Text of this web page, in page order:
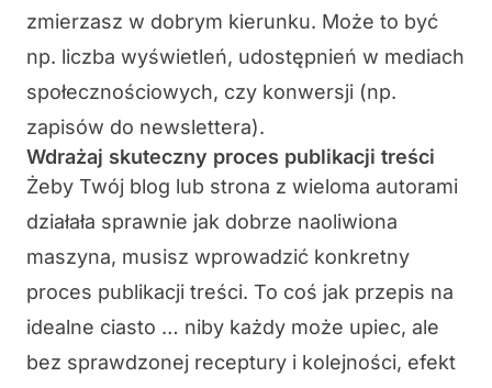
zmierzasz w dobrym kierunku. Może to być
np. liczba wyświetleń, udostępnień w mediach
społecznościowych, czy konwersji (np.
zapisów do newslettera).
Wdrażaj skuteczny proces publikacji treści
Żeby Twój blog lub strona z wieloma autorami
działała sprawnie jak dobrze naoliwiona
maszyna, musisz wprowadzić konkretny
proces publikacji treści. To coś jak przepis na
idealne ciasto … niby każdy może upiec, ale
bez sprawdzonej receptury i kolejności, efekt